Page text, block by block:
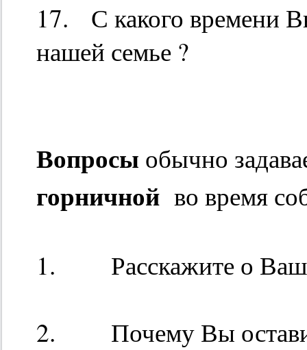
17. С какого времени
нашей семье ?
Вопросы обычно
горничной во время
1. Расскажите о
2. Почему Вы